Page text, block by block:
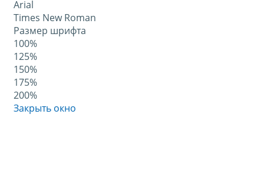
Arial
Times New Roman
Размер шрифта
100%
125%
150%
175%
200%
Закрыть окно